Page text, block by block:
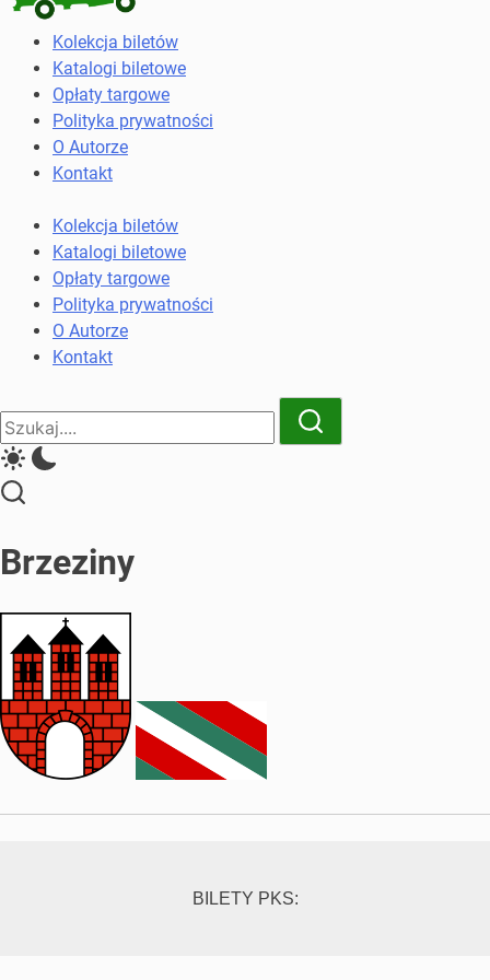
Kolekcja
biletów
komunikacji
miejskiej
kolejowych
Kolekcja biletów
Katalogi biletowe
Opłaty targowe
Polityka prywatności
O Autorze
Kontakt
Kolekcja biletów
Katalogi biletowe
Opłaty targowe
Polityka prywatności
O Autorze
Kontakt
Close
Search
Search
Brzeziny
BILETY PKS: